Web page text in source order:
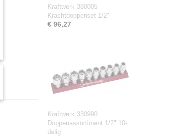
Kraftwerk 380005
Krachtdoppenset 1/2"
€ 96,27
Kraftwerk 330990
Doppenassortiment 1/2" 10-
delig